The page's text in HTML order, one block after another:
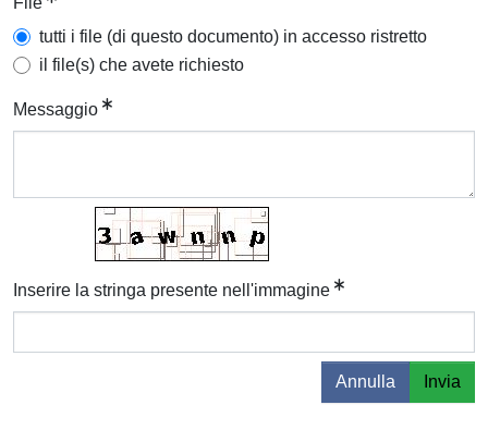
tutti i file (di questo documento) in accesso ristretto
il file(s) che avete richiesto
Messaggio
Inserire la stringa presente nell'immagine
Annulla Invia